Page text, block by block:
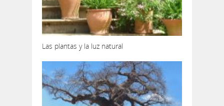
Las plantas y la luz natural